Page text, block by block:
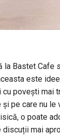
la Bastet Cafe
este
cu povești mai
pe care nu le
o poate
mai